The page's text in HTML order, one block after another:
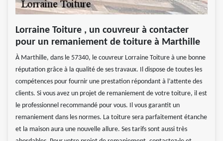
Lorraine Toiture , un couvreur à contacter
pour un remaniement de toiture à Marthille
À Marthille, dans le 57340, le couvreur Lorraine Toiture à une bonne
réputation grâce à la qualité de ses travaux. Il dispose de toutes les
compétences pour fournir une prestation répondant à l’attente des
clients. Si vous avez un projet de remaniement de votre toiture, il est
le professionnel recommandé pour vous. Il vous garantit un
remaniement dans les normes. La toiture sera parfaitement étanche
et la maison aura une nouvelle allure. Ses tarifs sont aussi très